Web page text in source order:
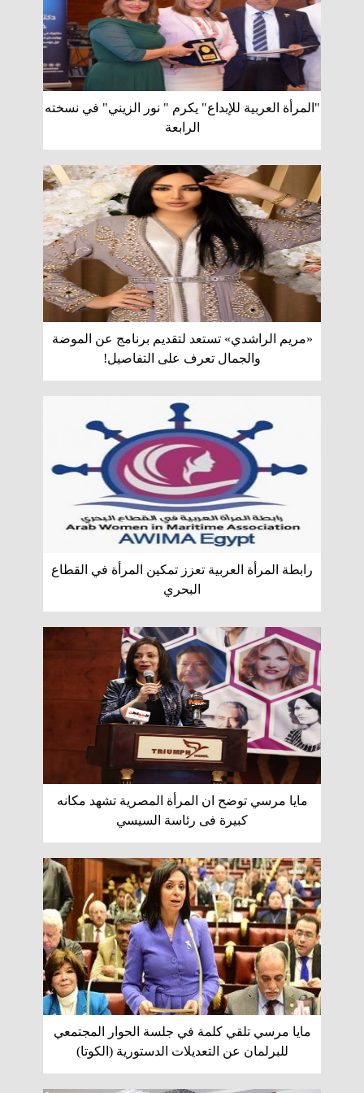
"المرأة العربية للإبداع" يكرم " نور الزيني" في نسخته
الرابعة
«مريم الراشدي» تستعد لتقديم برنامج عن الموضة
والجمال تعرف على التفاصيل!
رابطة المرأة العربية تعزز تمكين المرأة في القطاع
البحري
مايا مرسي توضح ان المرأة المصرية تشهد مكانه
كبيرة فى رئاسة السيسي
مايا مرسي تلقي كلمة في جلسة الحوار المجتمعي
للبرلمان عن التعديلات الدستورية (الكوتا)